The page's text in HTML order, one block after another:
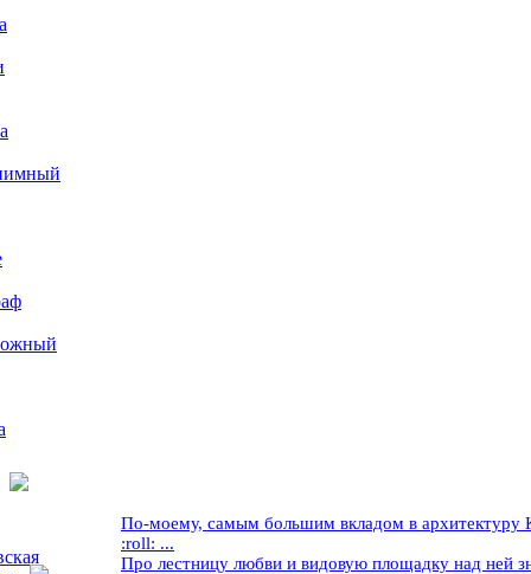
По-моему, самым большим вкладом в архитектуру
:roll: ...
Про лестницу любви и видовую площадку над ней